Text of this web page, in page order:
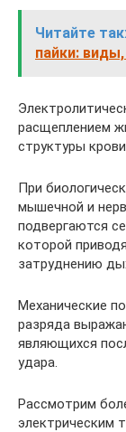
Читайте
пайки:
расщеплением
структуры
При
мышечной и
подвергаются
которой
затруднению
Механические
разряда
являющихся
удара.
Рассмотрим
электрическим